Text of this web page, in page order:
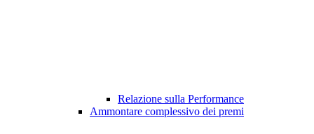
Relazione sulla Performance
Ammontare complessivo dei premi